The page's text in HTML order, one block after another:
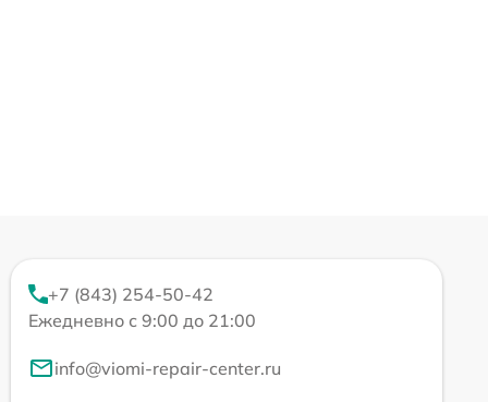
+7 (843) 254-50-42
Ежедневно с 9:00 до 21:00
info@viomi-repair-center.ru